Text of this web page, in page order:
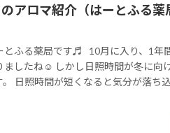
アロマ紹介（はーとふる薬
とふる薬局です♬ 10月に入り、1年
ましたね☺ しかし日照時間が冬に向
。 日照時間が短くなると気分が落ち